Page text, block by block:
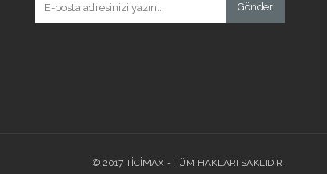
Gönder
© 2017 TİCİMAX - TÜM HAKLARI SAKLIDIR.